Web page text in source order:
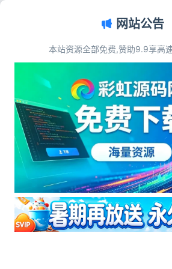
首页>标签：直播平台搭建教程
标签：直播平台搭建教程
交友直播
直播商城一体化系统源码 完整直播带货
平台附全套搭建教程
源码简介 最新直播系统带商城源码
网站公告
本站资源全部免费,赞助9.9享高